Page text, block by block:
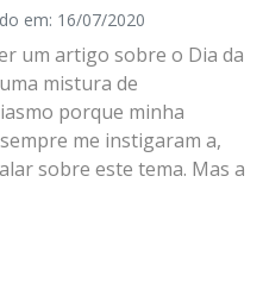
em: 16/07/2020
um artigo sobre o Dia da
mistura de
porque minha
me instigaram a,
sobre este tema. Mas a